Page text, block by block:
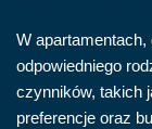
W
odpowiedniego
czynników, takich
preferencje oraz